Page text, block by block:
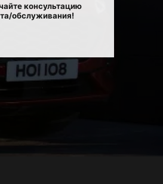
консультацию
обслуживания!